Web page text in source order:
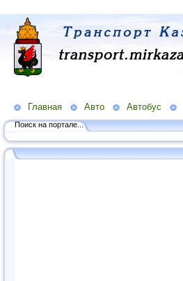
Главная Авто Автобус
Поиск на портале...